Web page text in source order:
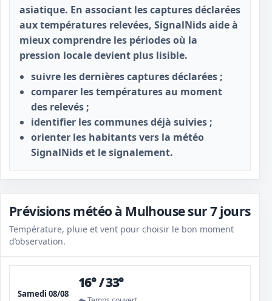
asiatique. En associant les captures déclarées
aux températures relevées, SignalNids aide à
mieux comprendre les périodes où la
pression locale devient plus lisible.
suivre les dernières captures déclarées ;
comparer les températures au moment
des relevés ;
identifier les communes déjà suivies ;
orienter les habitants vers la météo
SignalNids et le signalement.
Prévisions météo à Mulhouse sur 7 jours
Température, pluie et vent pour choisir le bon moment
d’observation.
Samedi 08/08
16° / 33°